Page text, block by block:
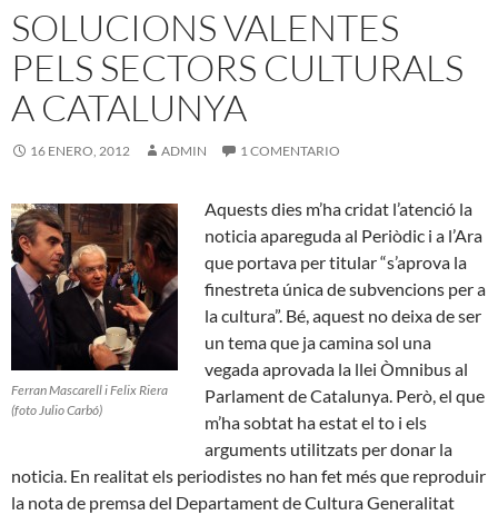
SOLUCIONS VALENTES
PELS SECTORS CULTURALS
A CATALUNYA
16 ENERO, 2012 ADMIN 1 COMENTARIO
Ferran Mascarell i Felix Riera
(foto Julio Carbó)
Aquests dies m’ha cridat l’atenció la
noticia apareguda al Periòdic i a l’Ara
que portava per titular “s’aprova la
finestreta única de subvencions per a
la cultura”. Bé, aquest no deixa de ser
un tema que ja camina sol una
vegada aprovada la llei Òmnibus al
Parlament de Catalunya. Però, el que
m’ha sobtat ha estat el to i els
arguments utilitzats per donar la
noticia. En realitat els periodistes no han fet més que reproduir
la nota de premsa del Departament de Cultura Generalitat